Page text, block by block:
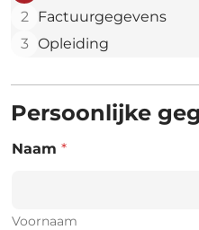
2
Factuurgegevens
3 Opleiding
Persoonlijke
Naam *
Voornaam